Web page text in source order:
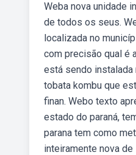
Weba nova unidade
de todos os seus.
localizada no
com precisão qual é
está sendo instalada
tobata kombu que
finan. Webo texto
estado do paraná,
parana tem como
inteiramente nova